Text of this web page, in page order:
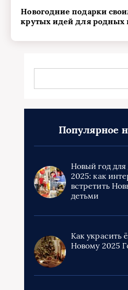
Новогодние подарки
крутых идей для родных
Популярное
Новый год для
2025: как
встретить
детьми
Как украсить
Новому 2025